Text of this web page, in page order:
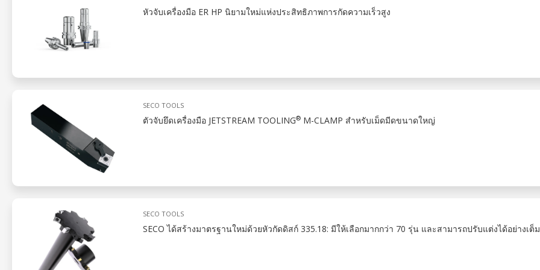
หัวจับเครื่องมือ ER HP นิยามใหม่แห่งประสิทธิภาพการกัดความเร็วสูง
SECO TOOLS
ตัวจับยึดเครื่องมือ JETSTREAM TOOLING®M-CLAMP สำหรับเม็ดมีดขนาดใหญ่
SECO TOOLS
SECO ได้สร้างมาตรฐานใหม่ด้วยหัวกัดดิสก์ 335.18: มีให้เลือกมากกว่า 70 รุ่น และสามารถปรับแต่งได้อย่างเต็